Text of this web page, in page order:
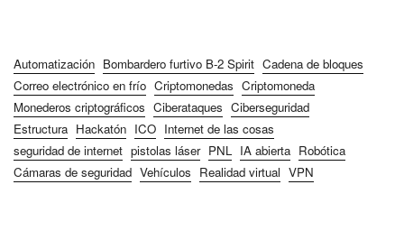
Automatización Bombardero furtivo B-2 Spirit Cadena de bloques
Correo electrónico en frío Criptomonedas Criptomoneda
Monederos criptográficos Ciberataques Ciberseguridad
Estructura Hackatón ICO Internet de las cosas
seguridad de internet pistolas láser PNL IA abierta Robótica
Cámaras de seguridad Vehículos Realidad virtual VPN